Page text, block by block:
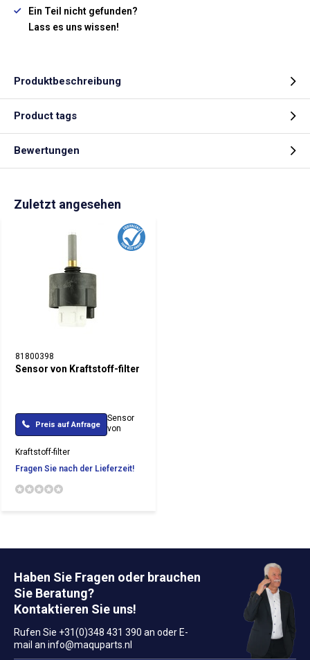
Ein Teil nicht gefunden?
Lass es uns wissen!
Produktbeschreibung
Product tags
Bewertungen
Zuletzt angesehen
81800398
Sensor von Kraftstoff-filter
Preis auf Anfrage
Sensor
von
Kraftstoff-filter
Fragen Sie nach der Lieferzeit!
Haben Sie Fragen oder brauchen
Sie Beratung?
Kontaktieren Sie uns!
Rufen Sie +31(0)348 431 390 an oder E-
mail an info@maquparts.nl